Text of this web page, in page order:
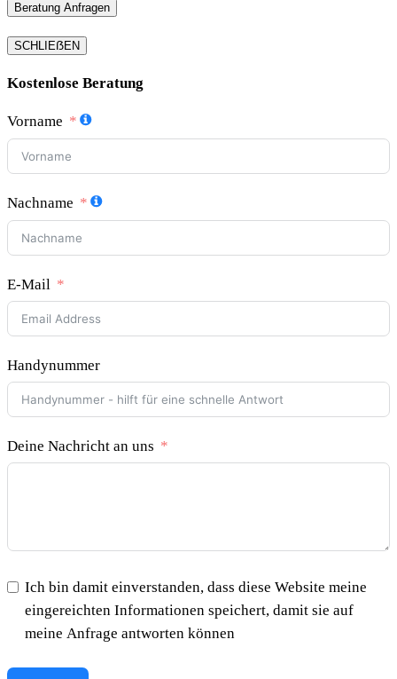
Beratung Anfragen
SCHLIEẞEN
Kostenlose Beratung
Vorname
Nachname
E-Mail
Handynummer
Deine Nachricht an uns
Ich bin damit einverstanden, dass diese Website meine
eingereichten Informationen speichert, damit sie auf
meine Anfrage antworten können